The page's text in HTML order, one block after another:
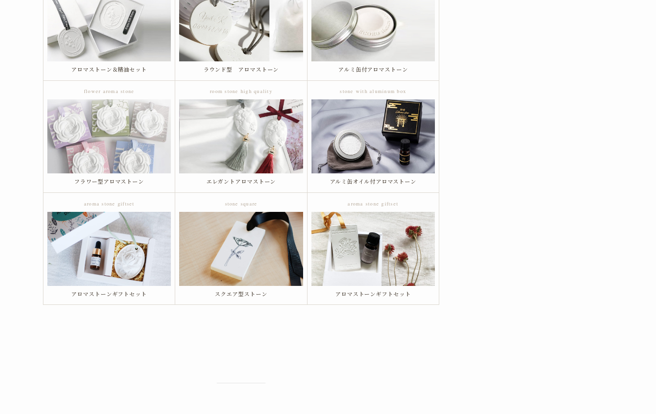
アロマストーン＆精油セット ラウンド型 アロマストーン アルミ缶付アロマストーン
flower aroma stone
フラワー型アロマストーン
room stone high quality
エレガントアロマストーン
stone with aluminum box
アルミ缶オイル付アロマストーン
aroma stone giftset
アロマストーンギフトセット
stone square
スクエア型ストーン
aroma stone giftset
アロマストーンギフトセット